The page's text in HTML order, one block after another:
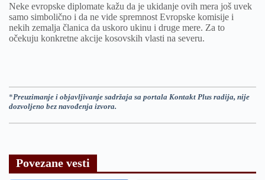
Neke evropske diplomate kažu da je ukidanje ovih mera još uvek
samo simbolično i da ne vide spremnost Evropske komisije i
nekih zemalja članica da uskoro ukinu i druge mere. Za to
očekuju konkretne akcije kosovskih vlasti na severu.
*Preuzimanje i objavljivanje sadržaja sa portala Kontakt Plus radija, nije
dozvoljeno bez navođenja izvora.
Povezane vesti